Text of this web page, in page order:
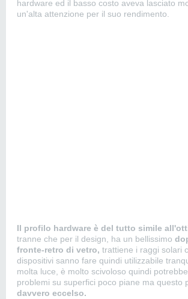
hardware ed il basso costo aveva lasciato
un'alta attenzione per il suo rendimento.
Il profilo hardware è del tutto simile
tranne che per il design, ha un bellissimo
fronte-retro di vetro, trattiene i raggi solari
dispositivi sanno fare quindi utilizzabile
molta luce, è molto scivoloso quindi
problemi su superfici poco piane ma questo
davvero eccelso.